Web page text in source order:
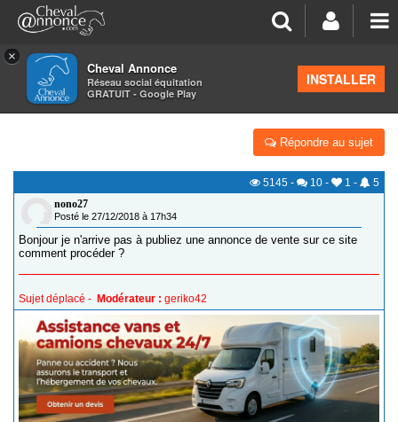
×
Cheval Annonce
Réseau social équitation
GRATUIT - Google Play
INSTALLER
>Suggestions & Nouveautés
PUBLIER UNE ANNONCE SUR CHEVAL ANNONCE
Répondre au sujet
5145 - 10 - 1 -
5
nono27
Posté le 27/12/2018 à 17h34
Bonjour je n'arrive pas à publiez une annonce de vente sur ce site
comment procéder ?
Sujet déplacé - Modérateur : geriko42